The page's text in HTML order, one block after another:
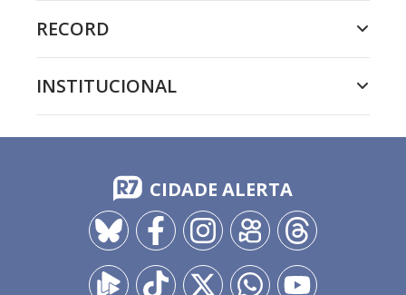
RECORD
INSTITUCIONAL
CIDADE ALERTA